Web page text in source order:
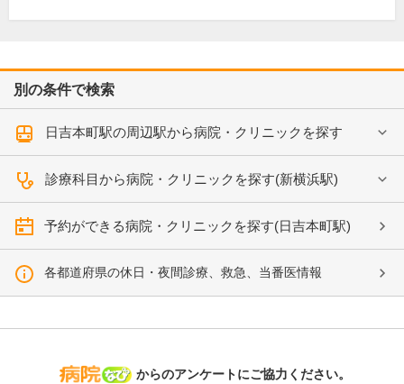
別の条件で検索
日吉本町駅の周辺駅から病院・クリニックを探す
診療科目から病院・クリニックを探す(新横浜駅)
予約ができる病院・クリニックを探す(日吉本町駅)
各都道府県の休日・夜間診療、救急、当番医情報
病院なび
からのアンケートにご協力ください。